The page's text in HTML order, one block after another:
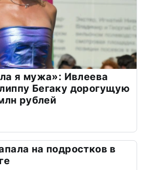
я мужа»: Ивлеева
Бегаку дорогущую
рублей
на подростков в